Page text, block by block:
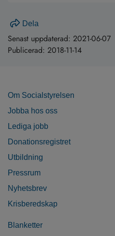
Dela
Senast uppdaterad: 2021-06-07
Publicerad: 2018-11-14
Om Socialstyrelsen
Jobba hos oss
Lediga jobb
Donationsregistret
Utbildning
Pressrum
Nyhetsbrev
Krisberedskap
Blanketter